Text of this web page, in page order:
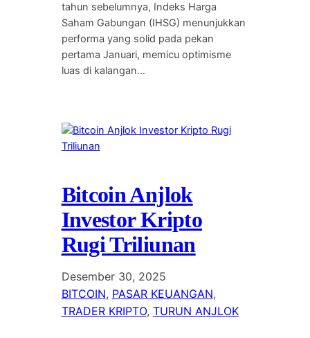
tahun sebelumnya, Indeks Harga
Saham Gabungan (IHSG) menunjukkan
performa yang solid pada pekan
pertama Januari, memicu optimisme
luas di kalangan…
Bitcoin Anjlok
Investor Kripto
Rugi Triliunan
Desember 30, 2025
BITCOIN, PASAR KEUANGAN
TRADER KRIPTO, TURUN ANJLOK